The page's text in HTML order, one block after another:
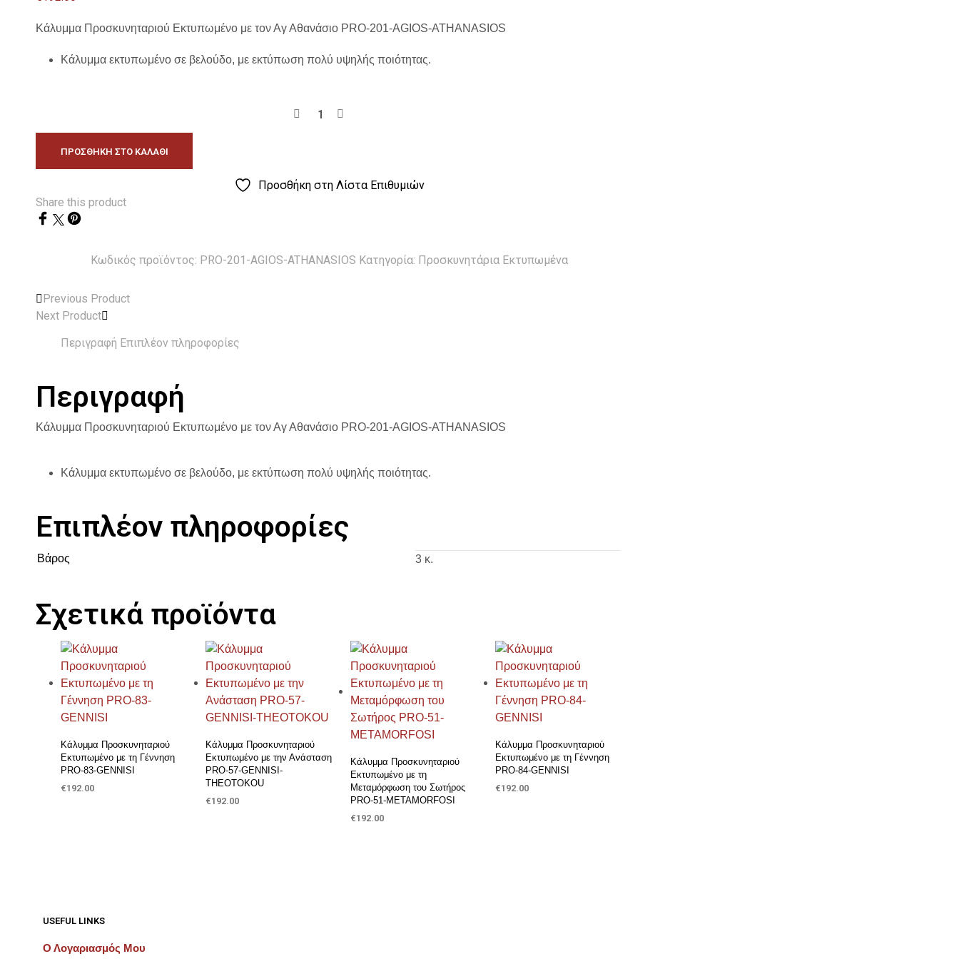
Κάλυμμα Προσκυνηταριού Εκτυπωμένο με τον Αγ Αθανάσιο PRO-201-AGIOS-ATHANASIOS
Κάλυμμα εκτυπωμένο σε βελούδο, με εκτύπωση πολύ υψηλής ποιότητας.
ΠΡΟΣΘΉΚΗ ΣΤΟ ΚΑΛΆΘΙ
Προσθήκη στη Λίστα Επιθυμιών
Share this product
Κωδικός προϊόντος: PRO-201-AGIOS-ATHANASIOS Κατηγορία: Προσκυνητάρια Εκτυπωμένα
Previous Product
Next Product
Περιγραφή Επιπλέον πληροφορίες
Περιγραφή
Κάλυμμα Προσκυνηταριού Εκτυπωμένο με τον Αγ Αθανάσιο PRO-201-AGIOS-ATHANASIOS
Κάλυμμα εκτυπωμένο σε βελούδο, με εκτύπωση πολύ υψηλής ποιότητας.
Επιπλέον πληροφορίες
Βάρος 3 κ.
Σχετικά προϊόντα
Προσθήκη στη Λίστα Επιθυμιών
Κάλυμμα Προσκυνηταριού
Εκτυπωμένο με τη Γέννηση
PRO-83-GENNISI
€192.00
Προσθήκη στη Λίστα Επιθυμιών
Κάλυμμα Προσκυνηταριού
Εκτυπωμένο με την Ανάσταση
PRO-57-GENNISI-
THEOTOKOU
€192.00
Προσθήκη στη Λίστα Επιθυμιών
Κάλυμμα Προσκυνηταριού
Εκτυπωμένο με τη
Μεταμόρφωση του Σωτήρος
PRO-51-METAMORFOSI
€192.00
Προσθήκη στη Λίστα Επιθυμιών
Κάλυμμα Προσκυνηταριού
Εκτυπωμένο με τη Γέννηση
PRO-84-GENNISI
€192.00
USEFUL LINKS
Ο Λογαριασμός Μου